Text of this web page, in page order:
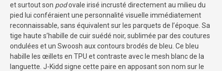
et surtout son podovale irisé incrusté directement au milieu du
pied lui conféraient une personnalité visuelle immédiatement
reconnaissable, sans équivalent sur les parquets de l’époque. Sa
tige haute s’habille de cuir suédé noir, sublimée par des coutures
ondulées et un Swoosh aux contours brodés de bleu. Ce bleu
habille les œillets en TPU et contraste avec le mesh blanc de la
languette. J-Kidd signe cette paire en apposant son nom sur le